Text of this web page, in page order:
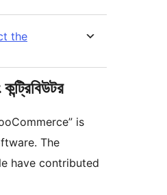
the
is
The
have contributed